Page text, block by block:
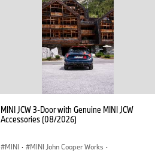
MINI JCW 3-Door with Genuine MINI JCW
Accessories (08/2026)
MINI · MINI John Cooper Works ·